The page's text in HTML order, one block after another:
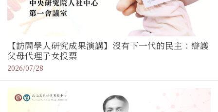
【訪問學人研究成果演講】沒有下一代的民主：辯護
父母代理子女投票
2026/07/28